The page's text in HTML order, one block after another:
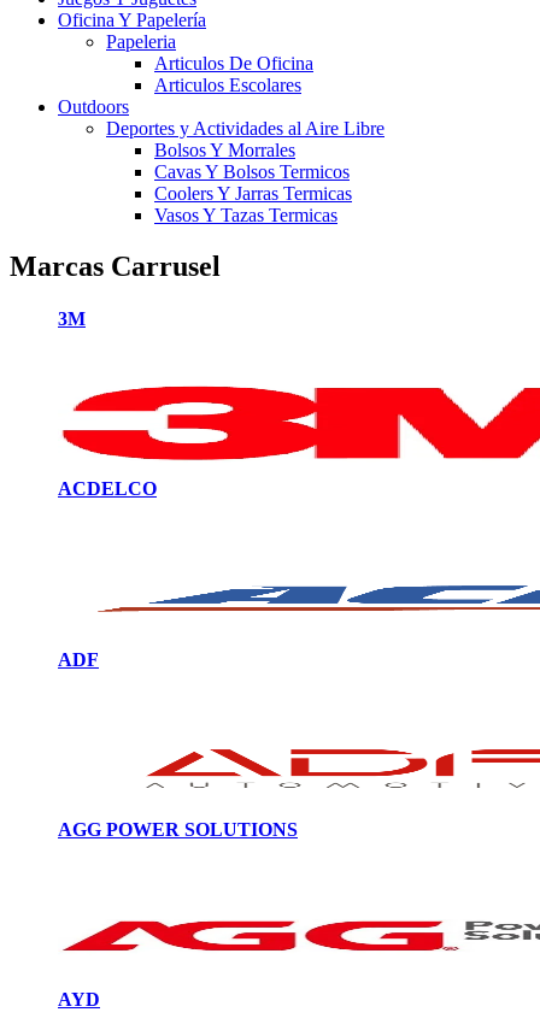
Oficina Y Papelería
Papeleria
Articulos De Oficina
Articulos Escolares
Outdoors
Deportes y Actividades al Aire Libre
Bolsos Y Morrales
Cavas Y Bolsos Termicos
Coolers Y Jarras Termicas
Vasos Y Tazas Termicas
Marcas Carrusel
3M
ACDELCO
ADF
AGG POWER SOLUTIONS
AYD